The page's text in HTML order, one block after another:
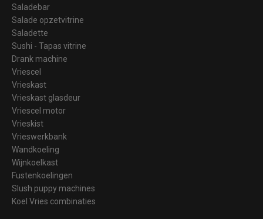
Saladebar
Salade opzetvitrine
Saladette
Sushi - Tapas vitrine
Drank machine
Vriescel
Vrieskast
Vrieskast glasdeur
Vriescel motor
Vrieskist
Vrieswerkbank
Wandkoeling
Wijnkoelkast
Fustenkoelingen
Slush puppy machines
Koel Vries combinaties